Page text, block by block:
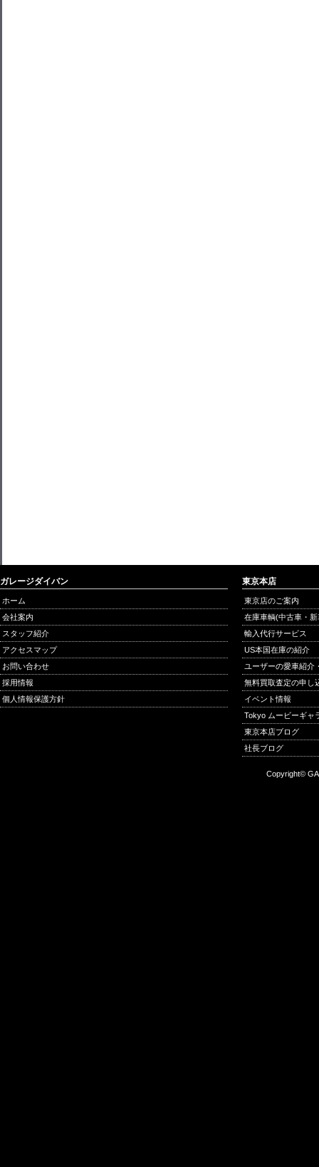
ガレージダイバン
ホーム
会社案内
スタッフ紹介
アクセスマップ
お問い合わせ
採用情報
個人情報保護方針
東京本店
東京店のご案内
在庫車輌(中古車・
輸入代行サービス
US本国在庫の紹介
ユーザーの愛車紹介
無料買取査定の申し
イベント情報
Tokyo ムービーギャ
東京本店ブログ
社長ブログ
Copyright©